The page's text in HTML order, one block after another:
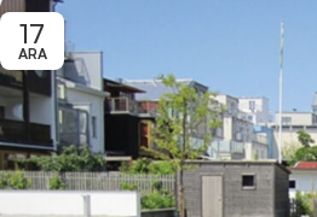
17
ARA